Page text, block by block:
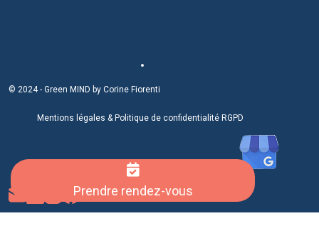
© 2024 - Green MIND by Corine Fiorenti
Mentions légales & Politique de confidentialité RGPD
Prendre rendez-vous